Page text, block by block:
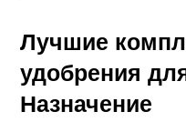
Лучшие
удобрения
Назначение